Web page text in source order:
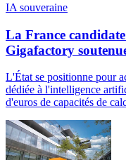
IA souveraine
La France
Gigafactory
L'État se positionne pour
dédiée à l'intelligence
d'euros de capacités de